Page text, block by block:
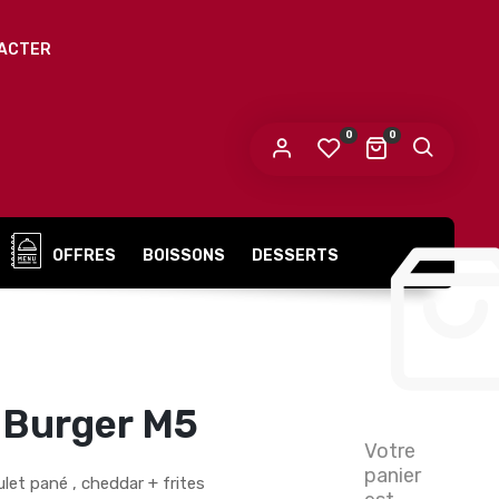
0
Votre
panier
0
OFFRES BOISSONS DESSERTS
M5
pané , cheddar + frites